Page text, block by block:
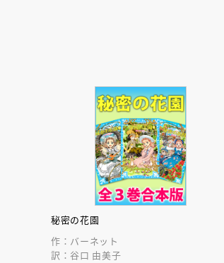
秘密の花園
作：バーネット
訳：谷口 由美子